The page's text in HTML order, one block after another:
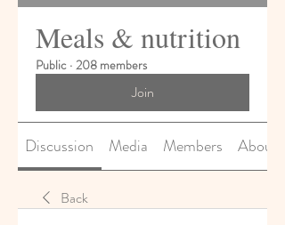
Meals & nutrition
Public · 208 members
Join
Discussion Media Members About
Back